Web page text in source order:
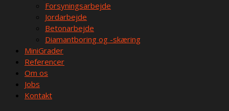
Forsyningsarbejde
Jordarbejde
Betonarbejde
Diamantboring og -skæring
MiniGrader
Referencer
Om os
Jobs
Kontakt